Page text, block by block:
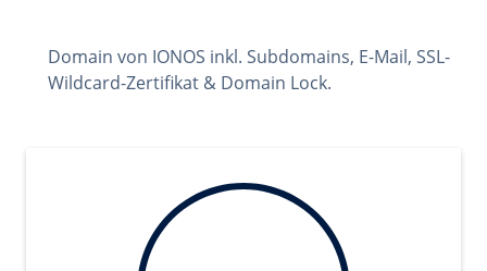
Domain von IONOS inkl. Subdomains, E-Mail, SSL-
Wildcard-Zertifikat & Domain Lock.